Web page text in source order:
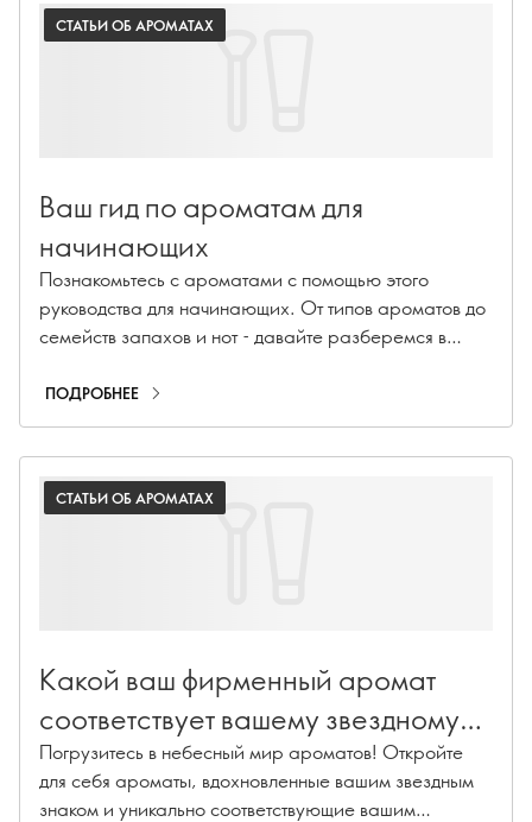
СТАТЬИ ОБ АРОМАТАХ
Ваш гид по ароматам для
начинающих
Познакомьтесь с ароматами с помощью этого
руководства для начинающих. От типов ароматов до
семейств запахов и нот - давайте разберемся в
ПОДРОБНЕЕ
СТАТЬИ ОБ АРОМАТАХ
Какой ваш фирменный аромат
соответствует вашему звездному
знаку?
Погрузитесь в небесный мир ароматов! Откройте
для себя ароматы, вдохновленные вашим звездным
знаком и уникально соответствующие вашим